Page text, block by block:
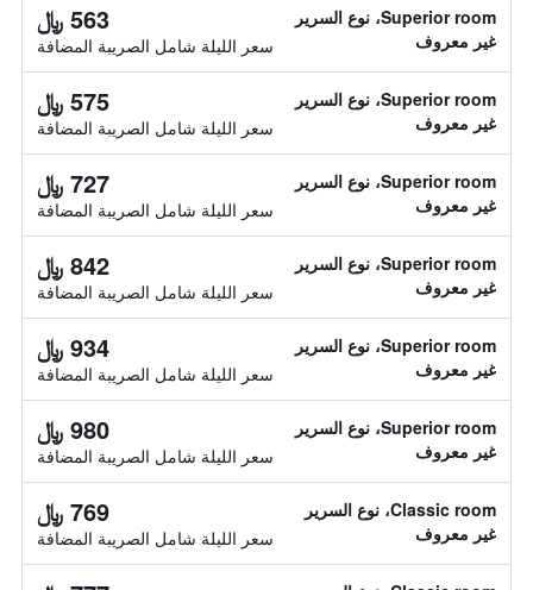
Superior room، نوع السرير
غير معروف
563 ﷼
سعر الليلة شامل الصريبة المضافة
Superior room، نوع السرير
غير معروف
575 ﷼
سعر الليلة شامل الصريبة المضافة
Superior room، نوع السرير
غير معروف
727 ﷼
سعر الليلة شامل الصريبة المضافة
Superior room، نوع السرير
غير معروف
842 ﷼
سعر الليلة شامل الصريبة المضافة
Superior room، نوع السرير
غير معروف
934 ﷼
سعر الليلة شامل الصريبة المضافة
Superior room، نوع السرير
غير معروف
980 ﷼
سعر الليلة شامل الصريبة المضافة
Classic room، نوع السرير
غير معروف
769 ﷼
سعر الليلة شامل الصريبة المضافة